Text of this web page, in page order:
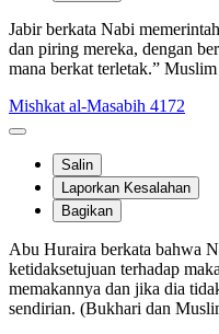
Jabir berkata Nabi
dan piring mereka, dengan
mana berkat terletak.”
Mishkat al-Masabih 4172
Salin
Laporkan Kesalahan
Bagikan
Abu Huraira berkata bahwa
ketidaksetujuan terhadap
memakannya dan jika dia
sendirian. (Bukhari dan